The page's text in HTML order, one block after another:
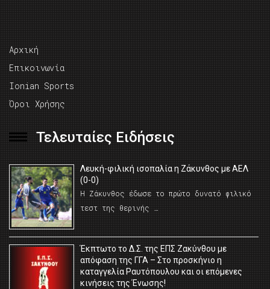
Αρχική
Επικοινωνία
Ionian Sports
Όροι Χρήσης
Τελευταίες Ειδήσεις
Λευκή-φιλική ισοπαλία η Ζάκυνθος με ΑΕΛ
(0-0)
Η Ζάκυνθος έδωσε το πρώτο δυνατό φιλικό
τεστ της θερινής …
Έκπτωτο το Δ.Σ. της ΕΠΣ Ζακύνθου με
απόφαση της ΓΓΑ – Στο προσκήνιο η
καταγγελία Ραυτόπουλου και οι επόμενες
κινήσεις της Ένωσης!